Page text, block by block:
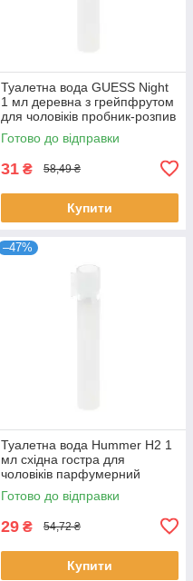
Туалетна вода GUESS Night
1 мл деревна з грейпфрутом
для чоловіків пробник-розпив
парфумів Гесс
Готово до відправки
31 ₴ 58,49 ₴
Купити
–47%
Туалетна вода Hummer H2 1
мл східна гостра для
чоловіків парфумерний
розпив пробник Хаммер
Готово до відправки
29 ₴ 54,72 ₴
Купити